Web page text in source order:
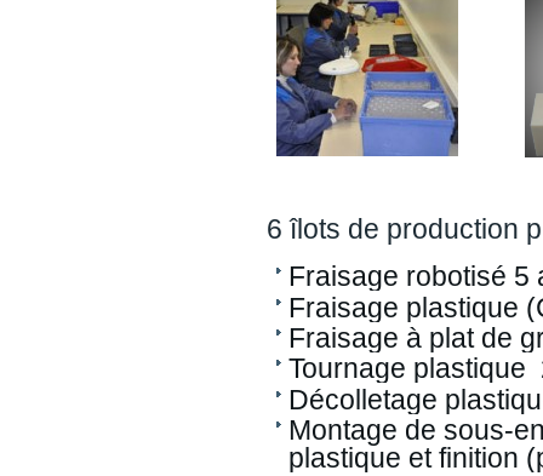
6 îlots de production
Fraisage robotisé 5
Fraisage plastique
Fraisage à plat de
Tournage plastique
Décolletage
Montage de sous-
plastique et finition